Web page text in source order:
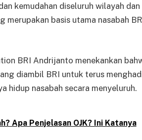
kemudahan diseluruh wilayah
basis utama nasabah
BRI Andrijanto menekankan
diambil BRI untuk terus
hidup nasabah secara menyeluruh.
Apa Penjelasan OJK? Ini Katanya